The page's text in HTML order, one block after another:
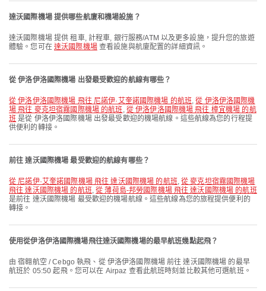
達沃國際機場 提供哪些航廈和機場設施？
達沃國際機場 提供 租車, 計程車, 銀行服務/ATM 以及更多設施，提升您的旅遊
體驗。您可在 達沃國際機場查看設施與航廈配置的詳細資訊。
從 伊洛伊洛國際機場 出發最受歡迎的航線有哪些？
從 伊洛伊洛國際機場 飛往 尼諾伊·艾奎諾國際機場 的航班,從 伊洛伊洛國際機
場 飛往 麥克坦宿霧國際機場 的航班 , 從 伊洛伊洛國際機場 飛往 樟宜機場 的航
班 是從 伊洛伊洛國際機場 出發最受歡迎的機場航線。這些航線為您的行程提
供便利的轉接。
前往 達沃國際機場 最受歡迎的航線有哪些？
從 尼諾伊·艾奎諾國際機場 飛往 達沃國際機場 的航班,從 麥克坦宿霧國際機場
飛往 達沃國際機場 的航班,從 薄荷島-邦勞國際機場 飛往 達沃國際機場 的航班
是前往 達沃國際機場 最受歡迎的機場航線。這些航線為您的旅程提供便利的
轉接。
使用從伊洛伊洛國際機場飛往達沃國際機場的最早航班幾點起飛？
由 宿翱航空 / Cebgo 執飛、從 伊洛伊洛國際機場 前往 達沃國際機場 的最早
航班於 05:50 起飛。您可以在 Airpaz 查看此航班時刻並比較其他可選航班。